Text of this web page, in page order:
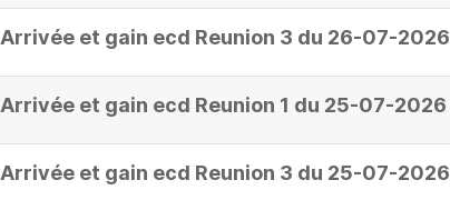
Arrivée et gain ecd Reunion 3 du 26-07-2026
Arrivée et gain ecd Reunion 1 du 25-07-2026
Arrivée et gain ecd Reunion 3 du 25-07-2026